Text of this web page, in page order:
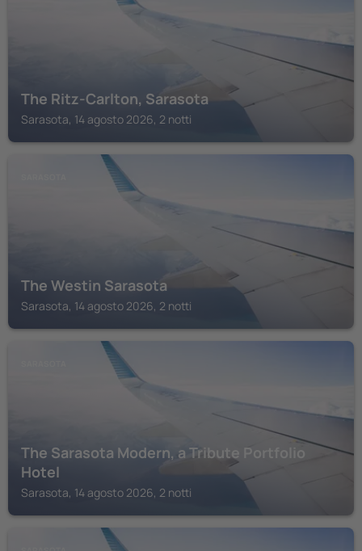
The Ritz-Carlton, Sarasota
Sarasota, 14 agosto 2026, 2 notti
The Westin Sarasota
Sarasota, 14 agosto 2026, 2 notti
The Sarasota Modern, a Tribute Portfolio
Hotel
Sarasota, 14 agosto 2026, 2 notti